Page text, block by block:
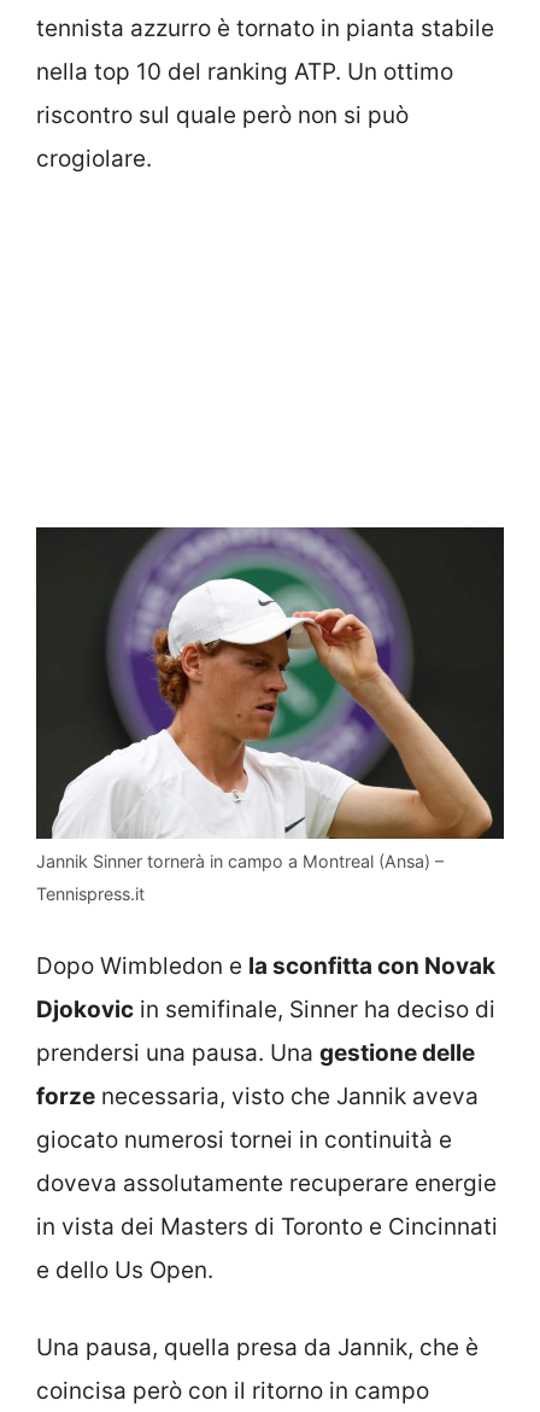
tennista azzurro è tornato in pianta stabile
nella top 10 del ranking ATP. Un ottimo
riscontro sul quale però non si può
crogiolare.
Jannik Sinner tornerà in campo a Montreal (Ansa) –
Tennispress.it
Dopo Wimbledon e la sconfitta con Novak
Djokovic in semifinale, Sinner ha deciso di
prendersi una pausa. Una gestione delle
forze necessaria, visto che Jannik aveva
giocato numerosi tornei in continuità e
doveva assolutamente recuperare energie
in vista dei Masters di Toronto e Cincinnati
e dello Us Open.
Una pausa, quella presa da Jannik, che è
coincisa però con il ritorno in campo